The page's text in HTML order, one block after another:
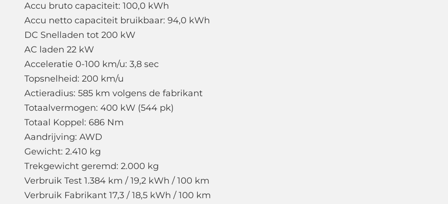
Accu bruto capaciteit: 100,0 kWh
Accu netto capaciteit bruikbaar: 94,0 kWh
DC Snelladen tot 200 kW
AC laden 22 kW
Acceleratie 0-100 km/u: 3,8 sec
Topsnelheid: 200 km/u
Actieradius: 585 km volgens de fabrikant
Totaalvermogen: 400 kW (544 pk)
Totaal Koppel: 686 Nm
Aandrijving: AWD
Gewicht: 2.410 kg
Trekgewicht geremd: 2.000 kg
Verbruik Test 1.384 km / 19,2 kWh / 100 km
Verbruik Fabrikant 17,3 / 18,5 kWh / 100 km